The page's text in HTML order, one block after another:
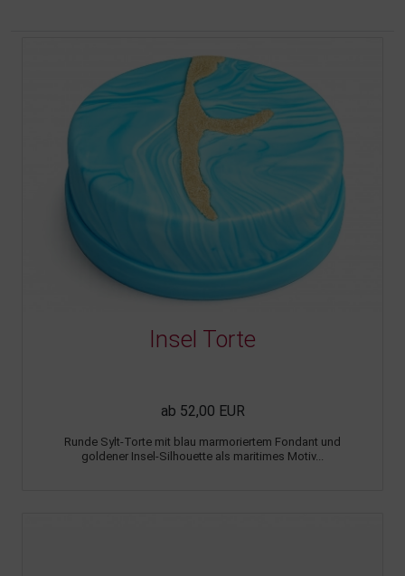
Insel Torte
ab 52,00 EUR
Runde Sylt-Torte mit blau marmoriertem Fondant und
goldener Insel-Silhouette als maritimes Motiv...